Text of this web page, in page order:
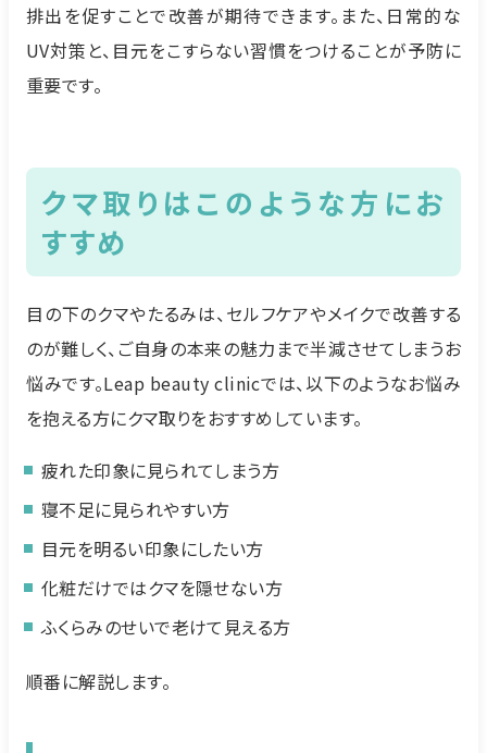
排出を促すことで改善が期待できます。また、日常的な
UV対策と、目元をこすらない習慣をつけることが予防に
重要です。
クマ取りはこのような方にお
すすめ
目の下のクマやたるみは、セルフケアやメイクで改善する
のが難しく、ご自身の本来の魅力まで半減させてしまうお
悩みです。Leap beauty clinicでは、以下のようなお悩み
を抱える方にクマ取りをおすすめしています。
疲れた印象に見られてしまう方
寝不足に見られやすい方
目元を明るい印象にしたい方
化粧だけではクマを隠せない方
ふくらみのせいで老けて見える方
順番に解説します。